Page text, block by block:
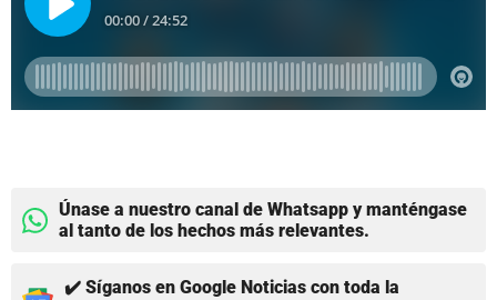
Únase a nuestro canal de Whatsapp y manténgase
al tanto de los hechos más relevantes.
✔️ Síganos en Google Noticias con toda la